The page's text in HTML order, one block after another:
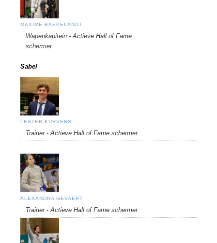
MAXIME BAEKELANDT
Wapenkapitein - Actieve Hall of Fame
schermer
Sabel
LESTER KURVERS
Trainer - Actieve Hall of Fame schermer
ALEXANDRA GEVAERT
Trainer - Actieve Hall of Fame schermer